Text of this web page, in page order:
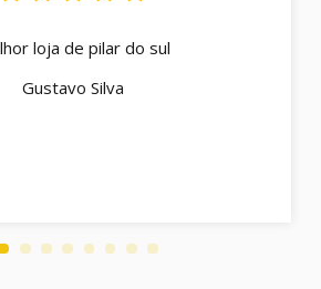
loja de pilar do sul
Gustavo Silva